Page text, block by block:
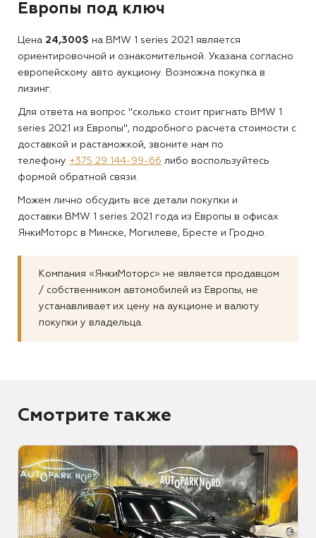
Европы под ключ
Цена 24,300$ на BMW 1 series 2021 является
ориентировочной и ознакомительной. Указана согласно
европейскому авто аукциону. Возможна покупка в
лизинг.
Для ответа на вопрос "сколько стоит пригнать BMW 1
series 2021 из Европы", подробного расчета стоимости с
доставкой и растаможкой, звоните нам по
телефону +375 29 144-99-66 либо воспользуйтесь
формой обратной связи.
Можем лично обсудить все детали покупки и
доставки BMW 1 series 2021 года из Европы в офисах
ЯнкиМоторс в Минске, Могилеве, Бресте и Гродно.
Компания «ЯнкиМоторс» не является продавцом
/ собственником автомобилей из Европы, не
устанавливает их цену на аукционе и валюту
покупки у владельца.
Смотрите также